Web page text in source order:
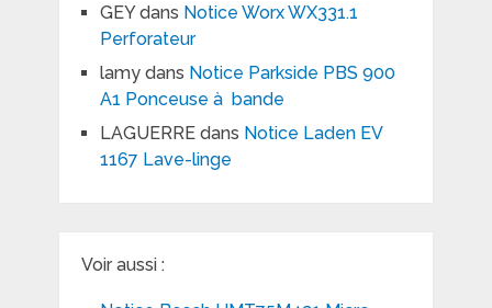
GEYdans Notice Worx WX331.1
Perforateur
lamydans Notice Parkside PBS 900
A1 Ponceuse à bande
LAGUERREdans Notice Laden EV
1167 Lave-linge
Voir aussi :